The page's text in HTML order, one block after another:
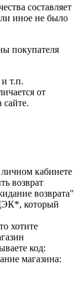
составляет
иное не было
покупателя
т.п.
от
кабинете
возврат
возврата"
который
хотите
код:
магазина: